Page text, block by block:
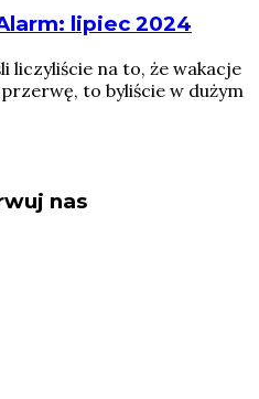
lipiec 2024
liczyliście na to, że wakacje
to byliście w dużym
nas